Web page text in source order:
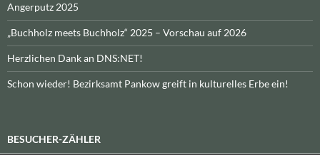
Angerputz 2025
„Buchholz meets Buchholz“ 2025 – Vorschau auf 2026
Herzlichen Dank an DNS:NET!
Schon wieder! Bezirksamt Pankow greift in kulturelles Erbe ein!
BESUCHER-ZÄHLER